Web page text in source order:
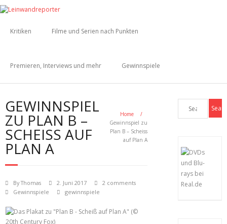
Kritiken Filme und Serien nach Punkten
Premieren, Interviews und mehr Gewinnspiele
GEWINNSPIEL
ZU PLAN B –
SCHEISS AUF
PLAN A
Home
/
Gewinnspiel zu
Plan B – Scheiss
auf Plan A
ByThomas 2. Juni 2017
2 comments
Gewinnspiele
gewinnspiele